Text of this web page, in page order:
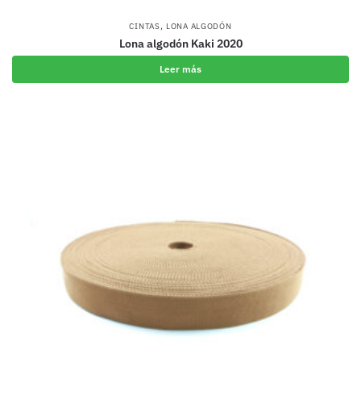
CINTAS, LONA ALGODÓN
Lona algodón Kaki 2020
Leer más